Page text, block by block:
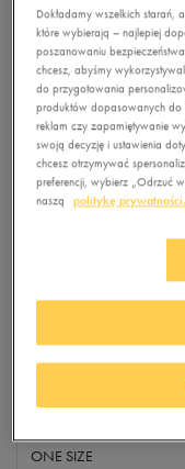
UMBRO CZAPKA
Z DASZKIEM
5.0 (
19,99 -30% (cena
17,49zł-20% (najniższa cena
13,99złz Vat
Kolor:czarny
ONE SIZE
Dokładamy wszelkich starań,
które wybierają – najlepiej
poszanowaniu
chcesz, abyśmy
do przygotowania
produktów dopasowanych do
reklam czy zapamiętywanie
swoją decyzję i ustawienia
chcesz otrzymywać
preferencji, wybierz „Odrzuć
naszą
politykę prywatności.